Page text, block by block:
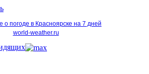
о погоде в Красноярске на 7 дней
world-weather.ru